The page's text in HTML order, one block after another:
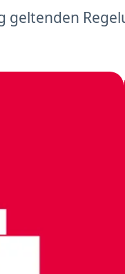
geltenden